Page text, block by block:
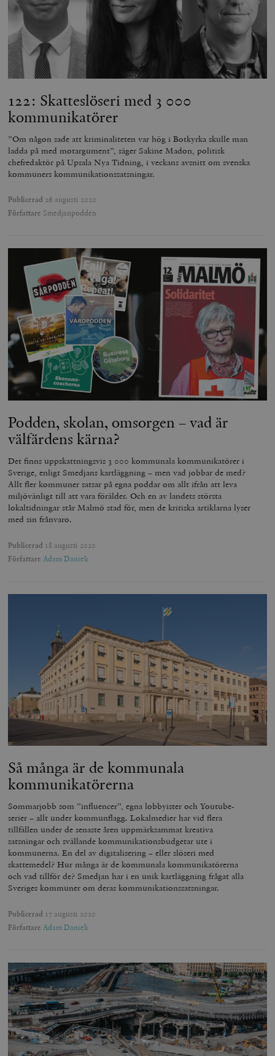
122: Skatteslöseri med 3 000
kommunikatörer
”Om någon sade att kriminaliteten var hög i Botkyrka skulle man
ladda på med motargument”, säger Sakine Madon, politisk
chefredaktör på Upsala Nya Tidning, i veckans avsnitt om svenska
kommuners kommunikationssatsningar.
Publicerad 26 augusti 2020
Författare Smedjanpodden
Podden, skolan, omsorgen – vad är
välfärdens kärna?
Det finns uppskattningsvis 3 000 kommunala kommunikatörer i
Sverige, enligt Smedjans kartläggning – men vad jobbar de med?
Allt fler kommuner satsar på egna poddar om allt ifrån att leva
miljövänligt till att vara förälder. Och en av landets största
lokaltidningar står Malmö stad för, men de kritiska artiklarna lyser
med sin frånvaro.
Publicerad 18 augusti 2020
Författare Adam Danieli
Så många är de kommunala
kommunikatörerna
Sommarjobb som ”influencer”, egna lobbyister och Youtube-
serier – allt under kommunflagg. Lokalmedier har vid flera
tillfällen under de senaste åren uppmärksammat kreativa
satsningar och svällande kommunikationsbudgetar ute i
kommunerna. En del av digitalisering – eller slöseri med
skattemedel? Hur många är de kommunala kommunikatörerna
och vad tillför de? Smedjan har i en unik kartläggning frågat alla
Sveriges kommuner om deras kommunikationssatsningar.
Publicerad 17 augusti 2020
Författare Adam Danieli